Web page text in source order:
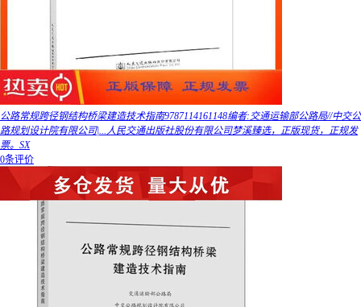
公路常规跨径钢结构桥梁建造技术指南9787114161148编者:交通运输部公路局//中交公
路规划设计院有限公司|...人民交通出版社股份有限公司梦溪臻选，正版现货，正规发
票。SX
0条评价